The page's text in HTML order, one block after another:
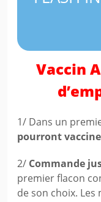
Vaccin
1/ Dans un
pourront
2/ Commande
premier flacon
de son choix.